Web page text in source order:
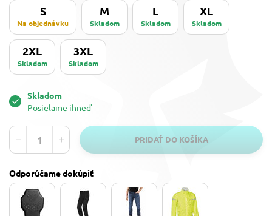
S
Na objednávku
M
Skladom
L
Skladom
XL
Skladom
2XL
Skladom
3XL
Skladom
Skladom
Posielame ihneď
PRIDAŤ DO KOŠÍKA
Odporúčame dokúpiť